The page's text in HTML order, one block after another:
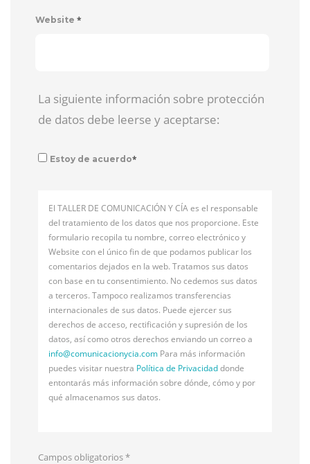
Website *
La siguiente información sobre protección
de datos debe leerse y aceptarse:
Estoy de acuerdo*
El TALLER DE COMUNICACIÓN Y CÍA es el responsable
del tratamiento de los datos que nos proporcione. Este
formulario recopila tu nombre, correo electrónico y
Website con el único fin de que podamos publicar los
comentarios dejados en la web. Tratamos sus datos
con base en tu consentimiento. No cedemos sus datos
a terceros. Tampoco realizamos transferencias
internacionales de sus datos. Puede ejercer sus
derechos de acceso, rectificación y supresión de los
datos, así como otros derechos enviando un correo a
info@comunicacionycia.com Para más información
puedes visitar nuestra Política de Privacidaddonde
entontarás más información sobre dónde, cómo y por
qué almacenamos sus datos.
Campos obligatorios*